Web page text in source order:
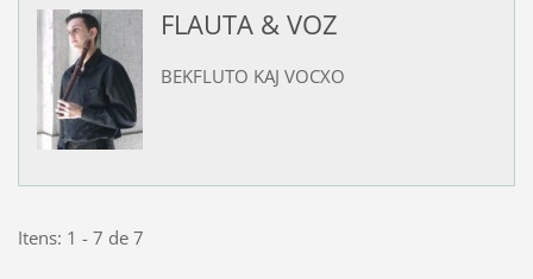
FLAUTA & VOZ
BEKFLUTO KAJ VOCXO
Itens: 1 - 7 de 7